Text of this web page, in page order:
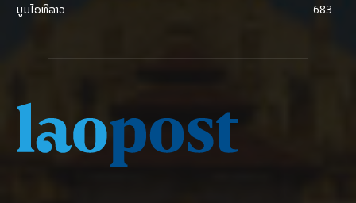
ມູມໄອທີລາວ
683